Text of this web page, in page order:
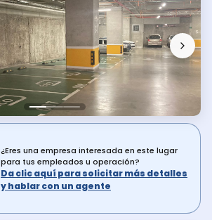
¿Eres una empresa interesada en este lugar
para tus empleados u operación?
Da clic aquí para solicitar más detalles
y hablar con un agente